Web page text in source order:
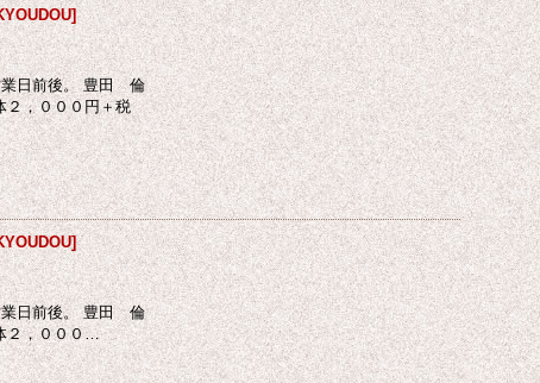
]
業日前後。 豊田 倫
，０００円＋税
]
業日前後。 豊田 倫
２，０００…